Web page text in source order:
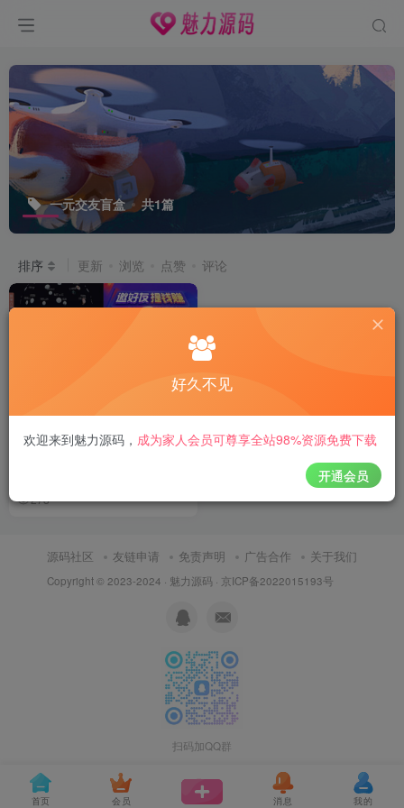
一元交友盲盒 共1篇
排序 更新 浏览 点赞 评论
新UI盲盒交友源码盲盒交友平
台源码在线交友一元交友盲盒
278
源码社区 友链申请 免责声明 广告合作 关于我们
Copyright © 2023-2024 · 魅力源码 · 京ICP备2022015193号
扫码加QQ群
首页 会员 消息 我的
好久不见
欢迎来到魅力源码 ， 成为家人会员可尊享全站98%资源免费下载
开通会员